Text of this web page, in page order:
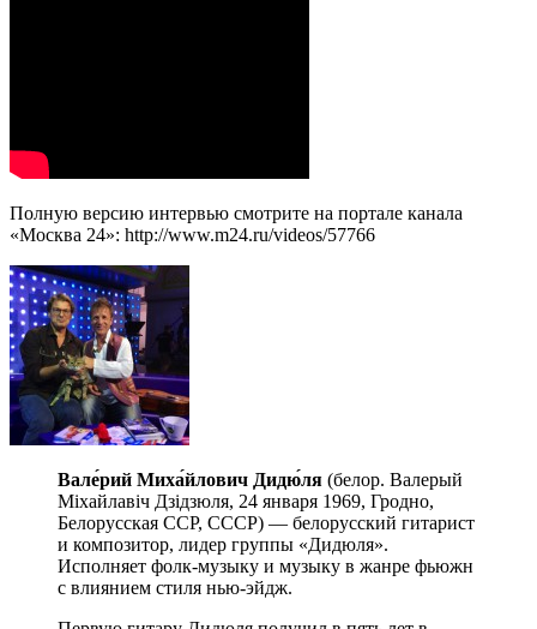
Полную версию интервью смотрите на портале канала
«Москва 24»: http://www.m24.ru/videos/57766
Вале́рий Миха́йлович Дидю́ля (белор. Валерый
Міхайлавіч Дзiдзюля, 24 января 1969, Гродно,
Белорусская ССР, СССР) — белорусский гитарист
и композитор, лидер группы «Дидюля».
Исполняет фолк-музыку и музыку в жанре фьюжн
с влиянием стиля нью-эйдж.